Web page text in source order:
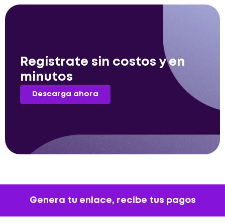
Regístrate sin costos y en
minutos
Descarga ahora
Genera tu enlace, recibe tus pagos